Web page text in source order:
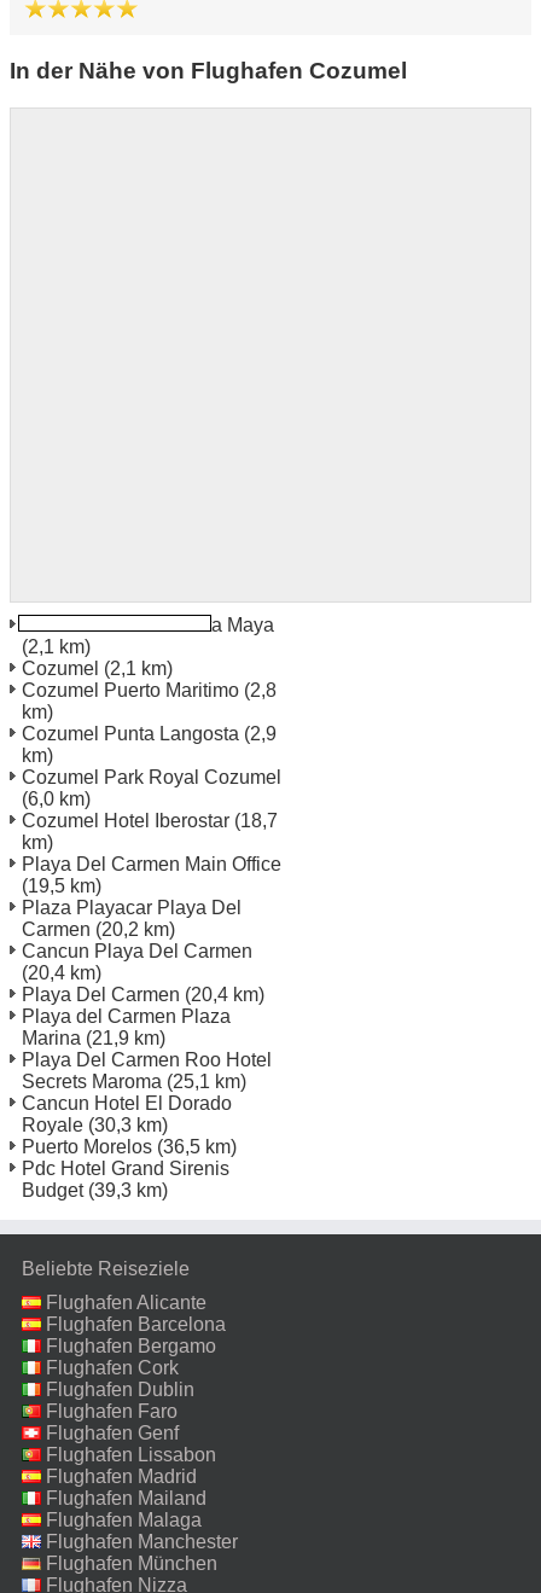
In der Nähe von Flughafen Cozumel
Cozumel Puerto Puerta Maya
(2,1 km)
Cozumel (2,1 km)
Cozumel Puerto Maritimo (2,8
km)
Cozumel Punta Langosta (2,9
km)
Cozumel Park Royal Cozumel
(6,0 km)
Cozumel Hotel Iberostar (18,7
km)
Playa Del Carmen Main Office
(19,5 km)
Plaza Playacar Playa Del
Carmen (20,2 km)
Cancun Playa Del Carmen
(20,4 km)
Playa Del Carmen (20,4 km)
Playa del Carmen Plaza
Marina (21,9 km)
Playa Del Carmen Roo Hotel
Secrets Maroma (25,1 km)
Cancun Hotel El Dorado
Royale (30,3 km)
Puerto Morelos (36,5 km)
Pdc Hotel Grand Sirenis
Budget(39,3 km)
Beliebte Reiseziele
Flughafen Alicante
Flughafen Barcelona
Flughafen Bergamo
Flughafen Cork
Flughafen Dublin
Flughafen Faro
Flughafen Genf
Flughafen Lissabon
Flughafen Madrid
Flughafen Mailand
Malpensa
Flughafen Malaga
Flughafen Manchester
Flughafen München
Flughafen Nizza